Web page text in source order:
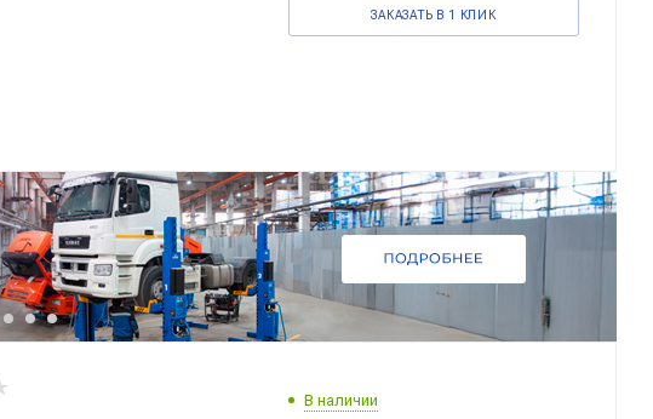
ЗАКАЗАТЬ В 1 КЛИК
В наличии